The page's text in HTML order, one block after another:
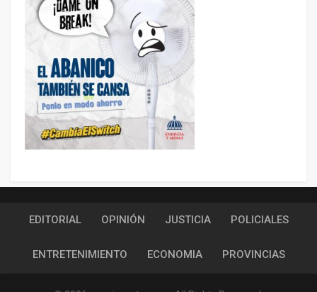
EDITORIAL OPINIÓN JUSTICIA POLICIALES
ENTRETENIMIENTO ECONOMIA PROVINCIAS